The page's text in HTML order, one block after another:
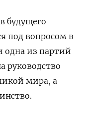
будущего
под вопросом в
одна из партий
руководство
мира, а